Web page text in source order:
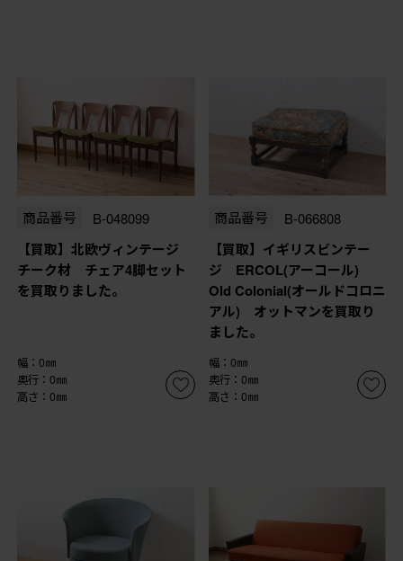
商品番号 B-048099
【買取】北欧ヴィンテージ
チーク材 チェア4脚セット
を買取りました。
幅：0㎜
奥行：0㎜
高さ：0㎜
商品番号 B-066808
【買取】イギリスビンテー
ジ ERCOL(アーコール)
Old Colonial(オールドコロニ
アル) オットマンを買取り
ました。
幅：0㎜
奥行：0㎜
高さ：0㎜